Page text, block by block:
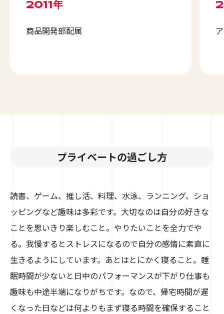
2011年
商品開発部配属
プライベートの過ごし方
読書、ゲーム、推し活、料理、水泳、ランニング、ショ
ッピングなど趣味は多彩です。大切なのは自分の好きな
ことを思いきり楽しむこと。やりたいことを全力でや
る。我慢するとストレスになるので自分の感情に素直に
生きるようにしています。あとはとにかく寝ること。睡
眠時間が少ないと日中のパフォーマンスが下がり仕事も
趣味も中途半端になりがちです。なので、帰宅時間が遅
くなった日などは何よりもまず寝る時間を確保すること